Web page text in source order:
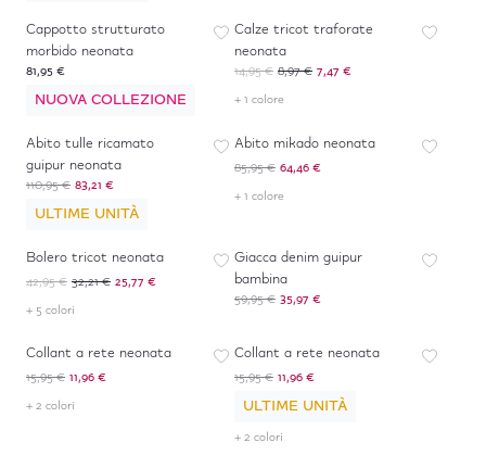
Cappotto strutturato
morbido neonata
81,95 €
NUOVA COLLEZIONE
Calze tricot traforate
neonata
14,95 € 8,97 € 7,47 €
+ 1 colore
-25%
Abito tulle ricamato
guipur neonata
110,95 € 83,21 €
ULTIME UNITÀ
-25%
Abito mikado neonata
85,95 € 64,46 €
+ 1 colore
-40%*
Bolero tricot neonata
42,95 € 32,21 € 25,77 €
+ 5 colori
Giacca denim guipur
bambina
59,95 € 35,97 €
-25%
Collant a rete neonata
15,95 € 11,96 €
+ 2 colori
Collant a rete neonata
15,95 € 11,96 €
ULTIME UNITÀ
+ 2 colori
-40%